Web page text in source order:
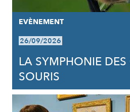
EVÈNEMENT
26/09/2026
LA SYMPHONIE
SOURIS